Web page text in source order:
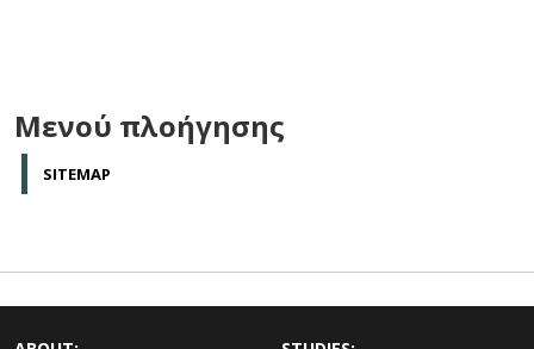
Μενού πλοήγησης
SITEMAP